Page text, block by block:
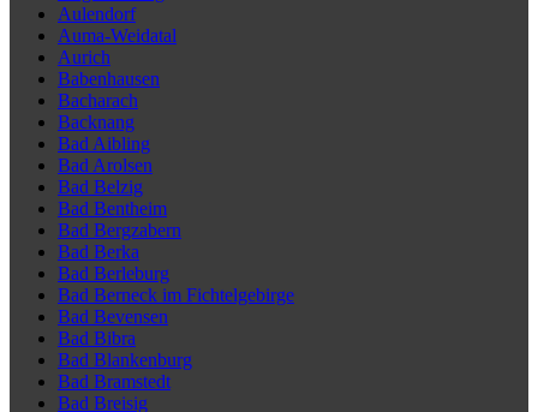
Aulendorf
Auma-Weidatal
Aurich
Babenhausen
Bacharach
Backnang
Bad Aibling
Bad Arolsen
Bad Belzig
Bad Bentheim
Bad Bergzabern
Bad Berka
Bad Berleburg
Bad Berneck im Fichtelgebirge
Bad Bevensen
Bad Bibra
Bad Blankenburg
Bad Bramstedt
Bad Breisig